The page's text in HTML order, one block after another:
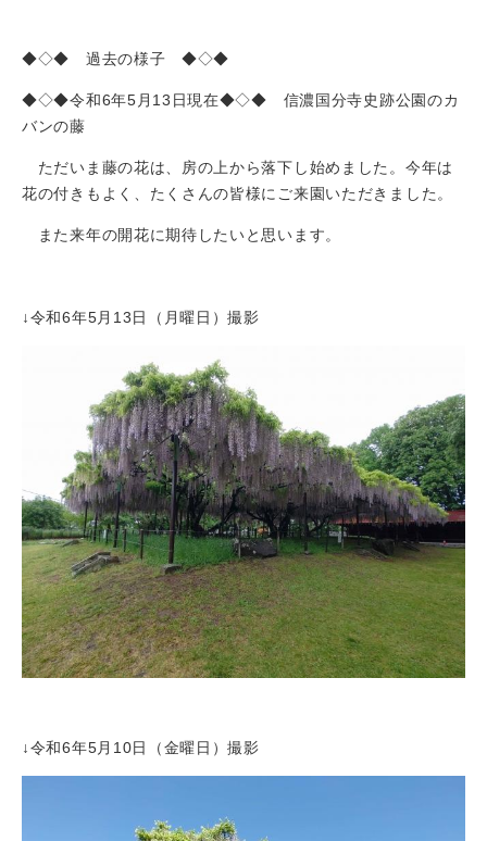
◆◇◆ 過去の様子 ◆◇◆
◆◇◆令和6年5月13日現在◆◇◆ 信濃国分寺史跡公園のカ
バンの藤
ただいま藤の花は、房の上から落下し始めました。今年は
花の付きもよく、たくさんの皆様にご来園いただきました。
また来年の開花に期待したいと思います。
↓令和6年5月13日（月曜日）撮影
↓令和6年5月10日（金曜日）撮影